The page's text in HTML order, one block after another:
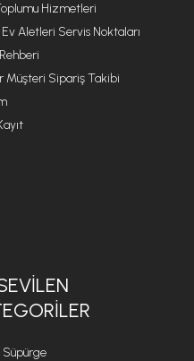
Hizmetleri
Ev Aletleri Servis Noktaları
Müşteri Sipariş Takibi
Süpürge